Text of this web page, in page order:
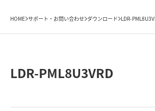
HOME サポート・お問い合わせ ダウンロード LDR-
LDR-PML8U3VRD